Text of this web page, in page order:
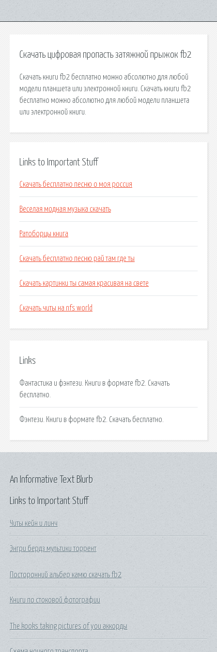
Скачать цифровая пропасть затяжной прыжок fb2
Cкачать книги fb2 бесплатно можно абсолютно для любой
модели планшета или электронной книги. Cкачать книги fb2
бесплатно можно абсолютно для любой модели планшета
или электронной книги.
Links to Important Stuff
Скачать бесплатно песню о моя россия
Веселая модная музыка скачать
Ратоборцы книга
Скачать бесплатно песню рай там где ты
Скачать картинки ты самая красивая на свете
Скачать читы на nfs world
Links
Фантастика и фэнтези. Книги в формате fb2. Скачать
бесплатно.
Фэнтези. Книги в формате fb2. Скачать бесплатно.
Links to Important Stuff
Читы кейн и линч
Энгри бердз мультики торрент
Посторонний альбер камю скачать fb2
Книги по стоковой фотографии
The kooks taking pictures of you аккорды
An Informative Text Blurb